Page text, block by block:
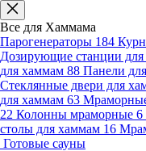
Все для Хаммама
Парогенераторы 184
Дозирующие станции для
для хаммам 88 Панели
Стеклянные двери для
для хаммам 63
22 Колонны мраморные 6
столы для хаммам 16
Готовые сауны